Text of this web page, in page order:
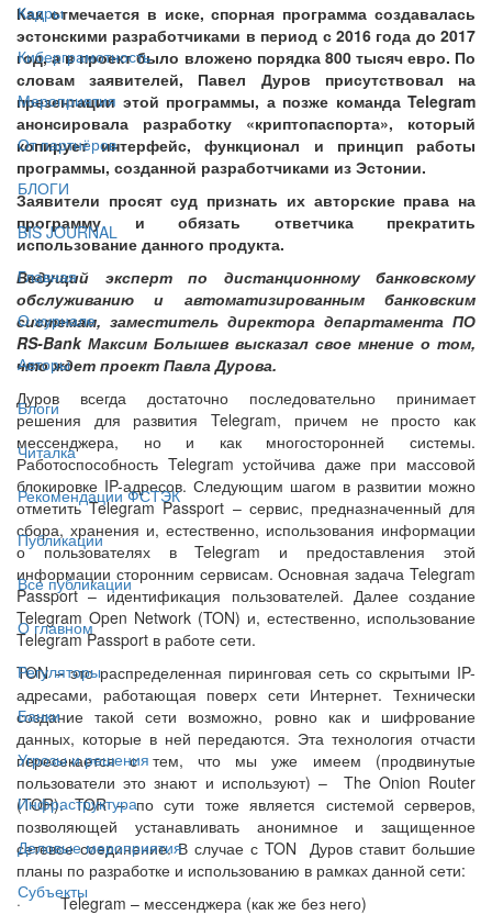
Кадры
Киберграмотность
Мероприятия
От партнёров
БЛОГИ
BIS JOURNAL
Главная
О журнале
Авторы
Блоги
Читалка
Рекомендации ФСТЭК
Публикации
Все публикации
О главном
Регуляторы
Банки
Угрозы и решения
Инфраструктура
Деловые мероприятия
Субъекты
Как отмечается в иске, спорная программа создавалась
эстонскими разработчиками в период с 2016 года до 2017
год, а в проект было вложено порядка 800 тысяч евро. По
словам заявителей, Павел Дуров присутствовал на
презентации этой программы, а позже команда Telegram
анонсировала разработку «криптопаспорта», который
копирует интерфейс, функционал и принцип работы
программы, созданной разработчиками из Эстонии.
Заявители просят суд признать их авторские права на
программу и обязать ответчика прекратить
использование данного продукта.
Ведущий эксперт по дистанционному банковскому
обслуживанию и автоматизированным банковским
системам, заместитель директора департамента ПО
RS-Bank Максим Болышев высказал свое мнение о том,
что ждет проект Павла Дурова.
Дуров всегда достаточно последовательно принимает
решения для развития Telegram, причем не просто как
мессенджера, но и как многосторонней системы.
Работоспособность Telegram устойчива даже при массовой
блокировке IP-адресов. Следующим шагом в развитии можно
отметить Telegram Passport – сервис, предназначенный для
сбора, хранения и, естественно, использования информации
о пользователях в Telegram и предоставления этой
информации сторонним сервисам. Основная задача Telegram
Passport – идентификация пользователей. Далее создание
Telegram Open Network (TON) и, естественно, использование
Telegram Passport в работе сети.
TON – это распределенная пиринговая сеть со скрытыми IP-
адресами, работающая поверх сети Интернет. Технически
создание такой сети возможно, ровно как и шифрование
данных, которые в ней передаются. Эта технология отчасти
пересекается с тем, что мы уже имеем (продвинутые
пользователи это знают и используют) – The Onion Router
(TOR). TOR – по сути тоже является системой серверов,
позволяющей устанавливать анонимное и защищенное
сетевое соединение. В случае с TON Дуров ставит большие
планы по разработке и использованию в рамках данной сети:
· Telegram – мессенджера (как же без него)